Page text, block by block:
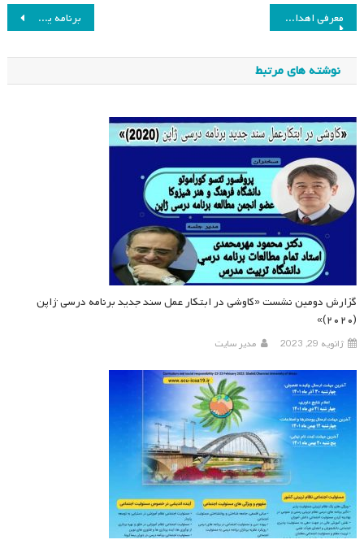
راهبری
نوشته
برنامه یک ماهه جمع‌خوانی کتاب Teaching to transgress bell hooks معرفی اهداف و اقدامات کمیسیون آموزش انجمن برنامه درسی ایران
نوشته های مرتبط
گزارش دومین نشست «کاوشی در ابتکار عمل سند جدید برنامه درسی ژاپن
(۲۰۲۰)»
ژانویه 29, 2023 مدیر سایت